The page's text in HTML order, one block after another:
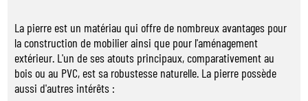
La pierre est un matériau qui offre de nombreux avantages pour
la construction de mobilier ainsi que pour l'aménagement
extérieur. L'un de ses atouts principaux, comparativement au
bois ou au PVC, est sa robustesse naturelle. La pierre possède
aussi d'autres intérêts :